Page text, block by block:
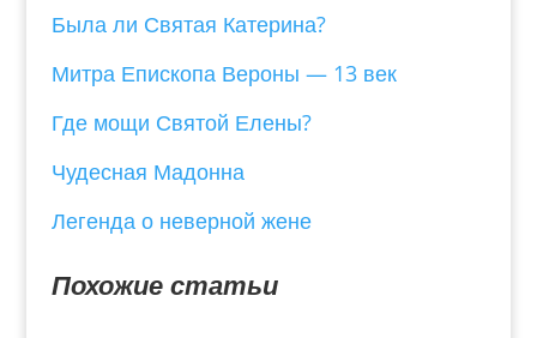
Была ли Святая Катерина?
Митра Епископа Вероны — 13 век
Где мощи Святой Елены?
Чудесная Мадонна
Легенда о неверной жене
Похожие статьи